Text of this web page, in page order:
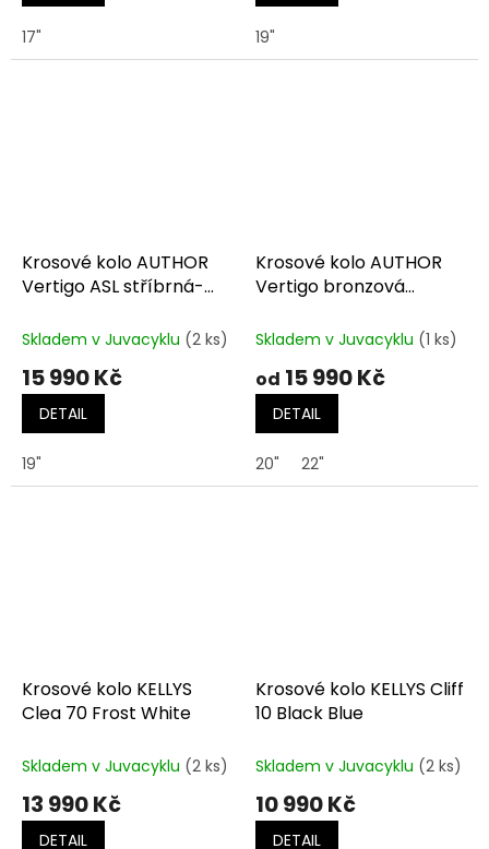
17" 19"
Krosové kolo AUTHOR
Vertigo ASL stříbrná-
Skladem v Juvacyklu (2 ks)
15 990 Kč
DETAIL
19"
Krosové kolo AUTHOR
Vertigo bronzová
Skladem v Juvacyklu (1 ks)
od 15 990 Kč
DETAIL
20" 22"
Krosové kolo KELLYS
Clea 70 Frost White
Skladem v Juvacyklu (2 ks)
13 990 Kč
DETAIL
Krosové kolo KELLYS Cliff
10 Black Blue
Skladem v Juvacyklu (2 ks)
10 990 Kč
DETAIL